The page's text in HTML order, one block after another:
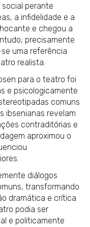
perante
a infidelidade e a
e chegou a
precisamente
uma referência
realista.
para o teatro foi
e psicologicamente
comuns
ibsenianas revelam
contraditórias e
aproximou o
diálogos
transformando
dramática e crítica
podia ser
e politicamente